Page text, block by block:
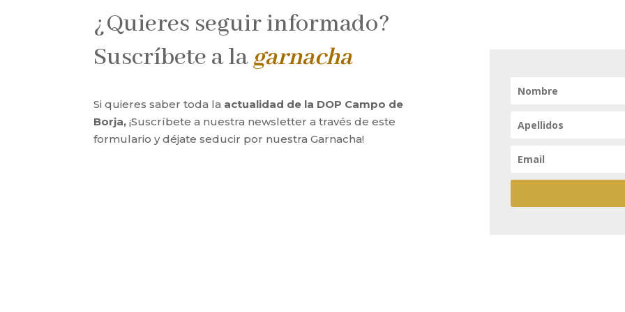
¿Quieres seguir informado?
Suscríbete a lagarnacha
Si quieres saber toda la actualidad de la DOP Campo de
Borja, ¡Suscríbete a nuestra newsletter a través de este
formulario y déjate seducir por nuestra Garnacha!